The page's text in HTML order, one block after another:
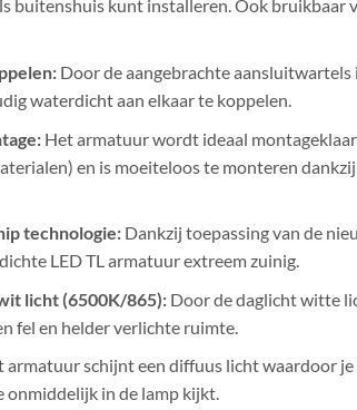
buitenshuis kunt installeren. Ook bruikbaar
Door de aangebrachte aansluitwartels
waterdicht aan elkaar te koppelen.
Het armatuur wordt ideaal
en is moeiteloos te monteren dankzij
technologie:Dankzij toepassing van de
LED TL armatuur extreem zuinig.
licht (6500K/865):Door de daglicht witte
fel en helder verlichte ruimte.
armatuur schijnt een diffuus licht waardoor
onmiddelijk in de lamp kijkt.